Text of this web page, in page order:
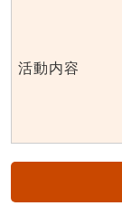
活動内容